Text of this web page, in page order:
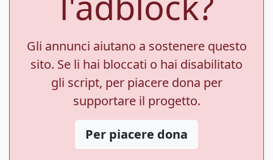
Gli annunci aiutano a sostenere questo
sito. Se li hai bloccati o hai disabilitato
gli script, per piacere dona per
supportare il progetto.
Per piacere dona